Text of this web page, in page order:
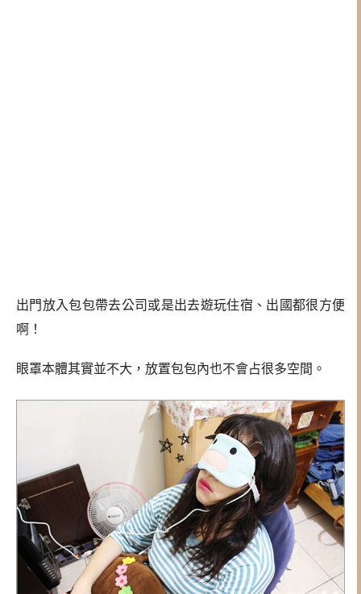
出門放入包包帶去公司或是出去遊玩住宿、出國都很方便
啊！
眼罩本體其實並不大，放置包包內也不會占很多空間。